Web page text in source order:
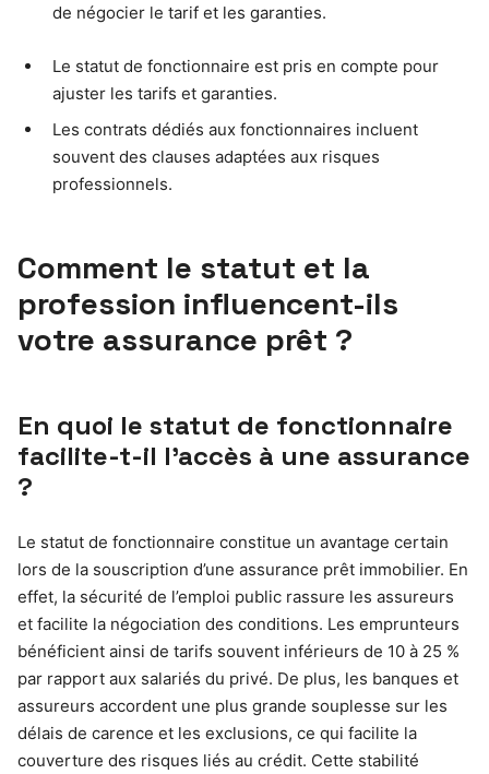
de négocier le tarif et les garanties.
Le statut de fonctionnaire est pris en compte pour
ajuster les tarifs et garanties.
Les contrats dédiés aux fonctionnaires incluent
souvent des clauses adaptées aux risques
professionnels.
Comment le statut et la
profession influencent-ils
votre assurance prêt ?
En quoi le statut de fonctionnaire
facilite-t-il l’accès à une assurance
?
Le statut de fonctionnaire constitue un avantage certain
lors de la souscription d’une assurance prêt immobilier. En
effet, la sécurité de l’emploi public rassure les assureurs
et facilite la négociation des conditions. Les emprunteurs
bénéficient ainsi de tarifs souvent inférieurs de 10 à 25 %
par rapport aux salariés du privé. De plus, les banques et
assureurs accordent une plus grande souplesse sur les
délais de carence et les exclusions, ce qui facilite la
couverture des risques liés au crédit. Cette stabilité